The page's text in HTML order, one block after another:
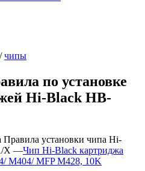
/чипы
по установке
Hi-Black HB-
установки чипа Hi-
X —Чип Hi-Black картриджа
M404/ MFP M428, 10K